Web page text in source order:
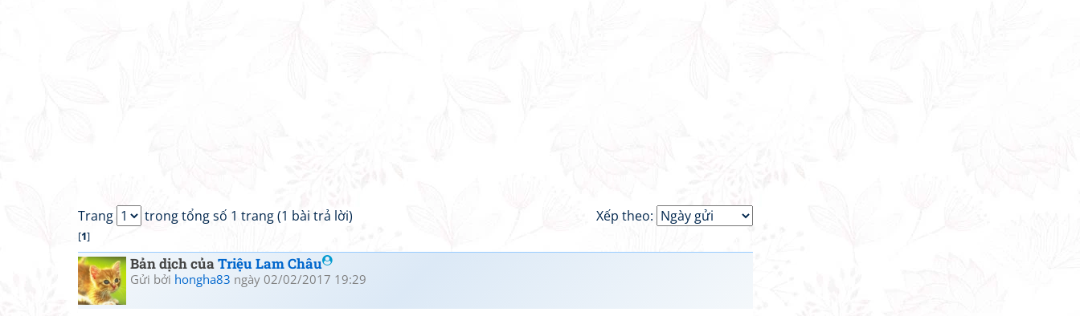
Xếp theo:
Trang trong tổng số 1 trang (1 bài trả lời)
[1]
Bản dịch củaTriệu Lam Châu
Gửi bởi hongha83 ngày 02/02/2017 19:29